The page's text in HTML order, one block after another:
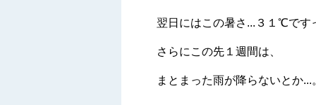
翌日にはこの暑さ...３１℃です
さらにこの先１週間は、
まとまった雨が降らないとか...